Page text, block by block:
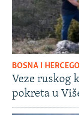
BOSNA I
Veze ruskog
pokreta u